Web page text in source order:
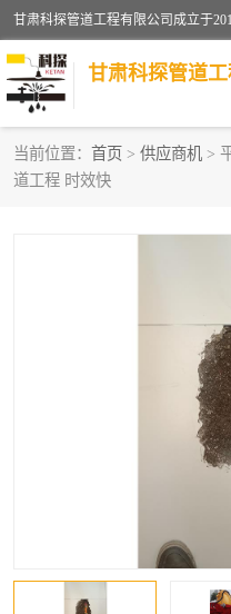
甘肃科探管道
当前位置： 首页 > 供应商机 >
道工程 时效快
管道安装维修